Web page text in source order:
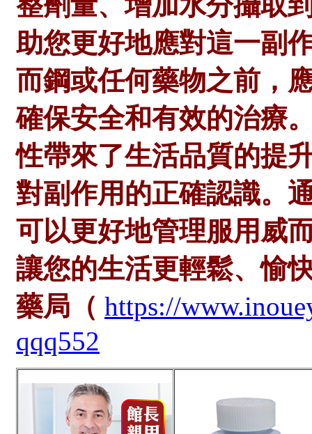
助您更好地應對這一副
而鋼或任何藥物之前，
確保安全和有效的治療
性帶來了生活品質的提
對副作用的正確認識。
可以更好地管理服用威
讓您的生活更輕鬆、愉
藥局（ https://
qqq552